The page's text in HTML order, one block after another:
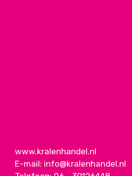
www.kralenhandel.nl
E-mail: info@kralenhandel.nl